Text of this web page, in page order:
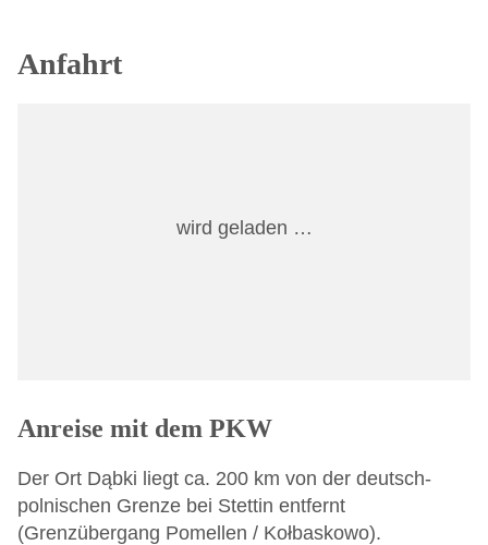
Anfahrt
wird geladen …
Anreise mit dem PKW
Der Ort Dąbki liegt ca. 200 km von der deutsch-
polnischen Grenze bei Stettin entfernt
(Grenzübergang Pomellen / Kołbaskowo).